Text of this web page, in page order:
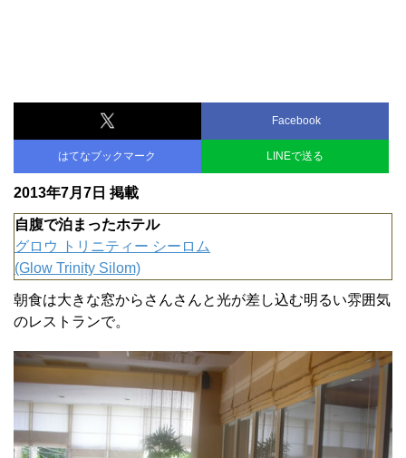
Facebook
はてなブックマーク LINEで送る
2013年7月7日 掲載
自腹で泊まったホテル
グロウ トリニティー シーロム
(Glow Trinity Silom)
朝食は大きな窓からさんさんと光が差し込む明るい雰囲気
のレストランで。